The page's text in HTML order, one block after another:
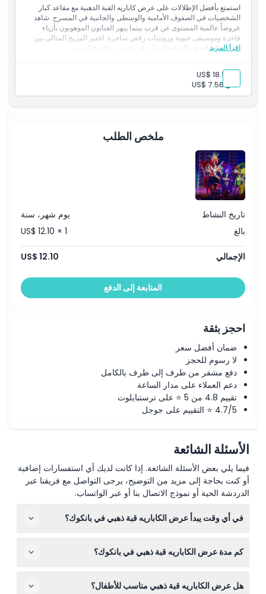
استمتع بأفضل الإطلالات على عرض كاباريه القبة الذهبية مع مقاعد كبار
الشخصيات في الصفوف الأمامية والوسطى والجانبية في المسرح. شاهد
عروضاً عالمية المستوى عن قرب بينما يبهر الفنانون الموهوبون بأزياء
فاخرة وموسيقى حيوية وروتينات رقص ساحرة. اختبر المزيج المثالي بين
الثقافة التايلاندية والترفيه الدولي في عرض براق ولا يُنسى.
اقرأ المزيد
بالغ:
US$ 18.15
طفل:US$ 7.56
ملخص الطلب
تاريخ النشاط
يوم شهر، سنة
بالغ
US$ 12.10 × 1
الإجمالي US$ 12.10
المتابعة إلى الدفع
احجز بثقة
ضمان أفضل سعر
لا رسوم للحجز
دفع مشفر من طرف إلى طرف بالكامل
دعم العملاء على مدار الساعة
تقييم 4.8 من 5 ⭐ على ترستبايلوت
4.7/5 ⭐ التقييم على جوجل
الأسئلة الشائعة
فيما يلي بعض الأسئلة الشائعة. إذا كانت لديك أي استفسارات إضافية
أو كنت بحاجة إلى مزيد من التوضيح، يرجى التواصل مع فريقنا عبر
الدردشة الحية أو نموذج الاتصال بنا أو عبر الواتساب.
في أي وقت يبدأ عرض الكاباريه قبة ذهبي في بانكوك؟
6:30 مساءً و 8:00 مساءً، لذا يمكنك اختيار الوقت الذي يناسب
كم مدة عرض الكاباريه قبة ذهبي في بانكوك؟
يمنحك جرعة مثالية من الترفيه دون أن تستغرق كامل وقتك
هل عرض الكاباريه قبة ذهبي مناسب للأطفال؟